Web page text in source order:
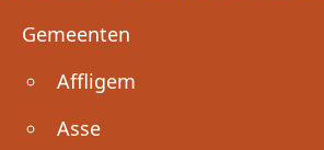
Voet
Gemeenten
Affligem
Asse